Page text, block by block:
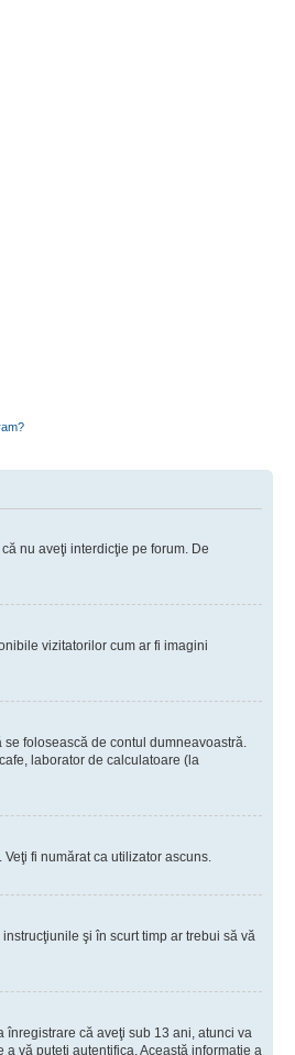
nu aveţi interdicţie pe forum. De
vizitatorilor cum ar fi imagini
folosească de contul dumneavoastră.
laborator de calculatoare (la
fi numărat ca utilizator ascuns.
instrucţiunile şi în scurt timp ar trebui să vă
înregistrare că aveţi sub 13 ani, atunci va
vă puteţi autentifica. Această informaţie a